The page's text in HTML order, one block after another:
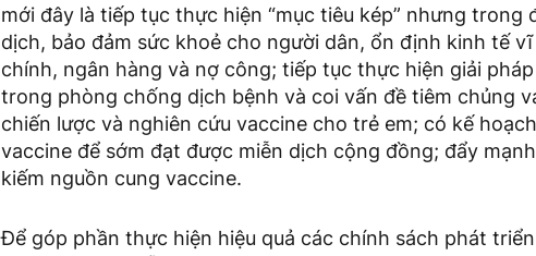
mới đây là tiếp tục thực hiện “mục tiêu kép” nhưng trong
dịch, bảo đảm sức khoẻ cho người dân, ổn định kinh tế
chính, ngân hàng và nợ công; tiếp tục thực hiện giải
trong phòng chống dịch bệnh và coi vấn đề tiêm chủng
chiến lược và nghiên cứu vaccine cho trẻ em; có kế
vaccine để sớm đạt được miễn dịch cộng đồng; đẩy
kiếm nguồn cung vaccine.
Để góp phần thực hiện hiệu quả các chính sách phát